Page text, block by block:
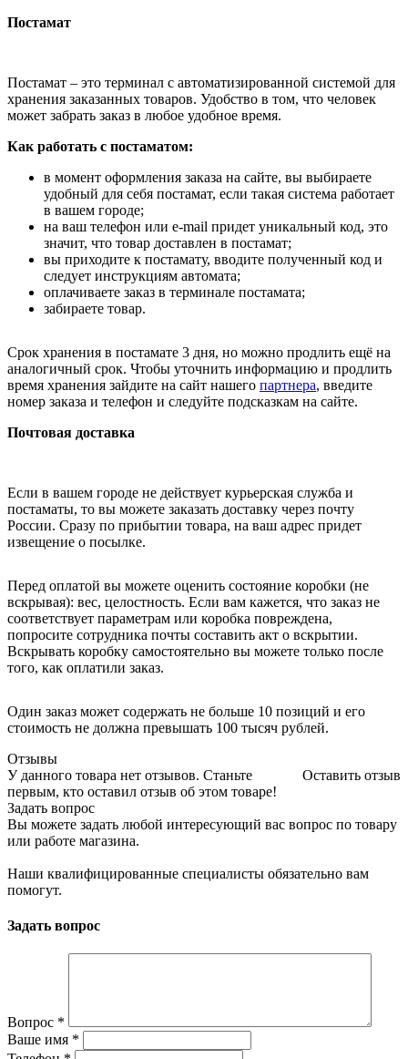
Постамат
Постамат – это терминал с автоматизированной системой для
хранения заказанных товаров. Удобство в том, что человек
может забрать заказ в любое удобное время.
Как работать с постаматом:
в момент оформления заказа на сайте, вы выбираете
удобный для себя постамат, если такая система работает
в вашем городе;
на ваш телефон или e-mail придет уникальный код, это
значит, что товар доставлен в постамат;
вы приходите к постамату, вводите полученный код и
следует инструкциям автомата;
оплачиваете заказ в терминале постамата;
забираете товар.
Срок хранения в постамате 3 дня, но можно продлить ещё на
аналогичный срок. Чтобы уточнить информацию и продлить
время хранения зайдите на сайт нашего партнера, введите
номер заказа и телефон и следуйте подсказкам на сайте.
Почтовая доставка
Если в вашем городе не действует курьерская служба и
постаматы, то вы можете заказать доставку через почту
России. Сразу по прибытии товара, на ваш адрес придет
извещение о посылке.
Перед оплатой вы можете оценить состояние коробки (не
вскрывая): вес, целостность. Если вам кажется, что заказ не
соответствует параметрам или коробка повреждена,
попросите сотрудника почты составить акт о вскрытии.
Вскрывать коробку самостоятельно вы можете только после
того, как оплатили заказ.
Один заказ может содержать не больше 10 позиций и его
стоимость не должна превышать 100 тысяч рублей.
Отзывы
Оставить отзыв
У данного товара нет отзывов. Станьте
первым, кто оставил отзыв об этом товаре!
Задать вопрос
Вы можете задать любой интересующий вас вопрос по товару
или работе магазина.
Наши квалифицированные специалисты обязательно вам
помогут.
Задать вопрос
Вопрос *
Ваше имя *